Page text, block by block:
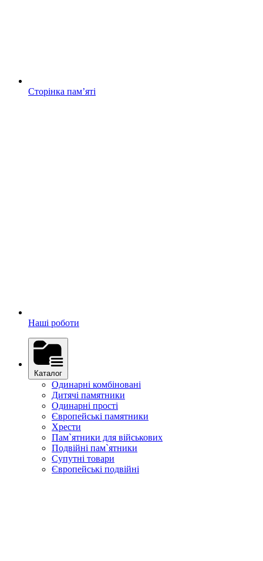
Сторінка памʼяті
Наші роботи
Каталог
Одинарні комбіновані
Дитячі памятники
Одинарні прості
Європейські памятники
Хрести
Пам`ятники для військових
Подвійні пам`ятники
Супутні товари
Європейські подвійні